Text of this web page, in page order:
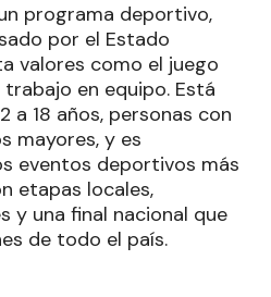
programa deportivo,
por el Estado
valores como el juego
en equipo. Está
a 18 años, personas con
mayores, y es
eventos deportivos más
etapas locales,
y una final nacional que
de todo el país.